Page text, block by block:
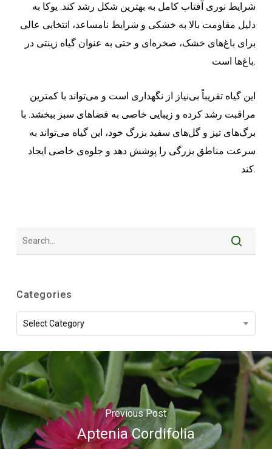
شرایط نوری آفتاب کامل به بهترین شکل رشد کند. یوکا به
دلیل مقاومت بالا به خشکی و شرایط نامساعد، انتخابی عالی
برای باغ‌های خشک، صخره‌ای و حتی به عنوان گیاه زینتی در
باغ‌ها است.
این گیاه تقریباً بی‌نیاز از نگهداری است و می‌تواند با کمترین
مراقبت رشد کرده و زیبایی خاصی به فضاهای سبز ببخشد. با
برگ‌های تیز و گل‌های سفید بزرگ خود، این گیاه می‌تواند به
سرعت مناطق بزرگی را پوشش دهد و جلوه‌ی خاصی ایجاد
کند.
Categories
Categories
Select Category
Previous Post
Aptenia Cordifolia